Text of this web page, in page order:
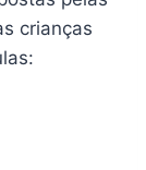
crianças